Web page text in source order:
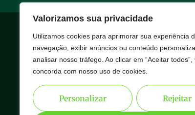
Valorizamos sua privacidade
Utilizamos cookies para aprimorar sua experiência
navegação, exibir anúncios ou conteúdo
analisar nosso tráfego. Ao clicar em “Aceitar todos”,
concorda com nosso uso de cookies.
Personalizar Rejeitar
Conectando empresas a metodologias e projetos de economia